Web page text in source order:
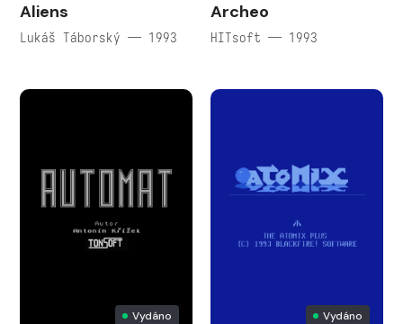
Aliens
Lukáš Táborský — 1993
Archeo
HITsoft — 1993
Vydáno Vydáno